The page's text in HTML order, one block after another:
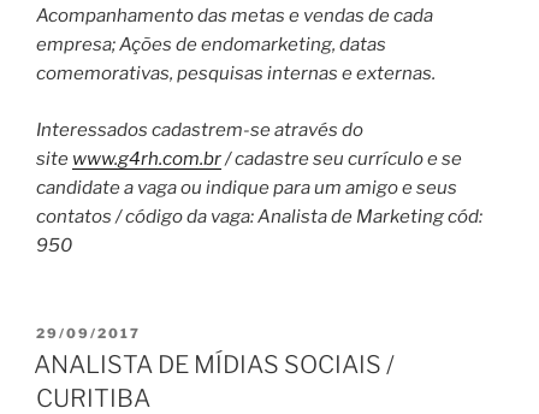
Acompanhamento das metas e vendas de cada
empresa; Ações de endomarketing, datas
comemorativas, pesquisas internas e externas.
Interessados cadastrem-se através do
site www.g4rh.com.br/ cadastre seu currículo e se
candidate a vaga ou indique para um amigo e seus
contatos / código da vaga: Analista de Marketing cód:
950
PUBLICADO
EM
29/09/2017
ANALISTA DE MÍDIAS SOCIAIS /
CURITIBA